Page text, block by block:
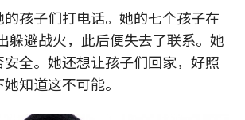
孩子们打电话。她的七个孩子在
躲避战火，此后便失去了联系。她
全。她还想让孩子们回家，好照
知道这不可能。